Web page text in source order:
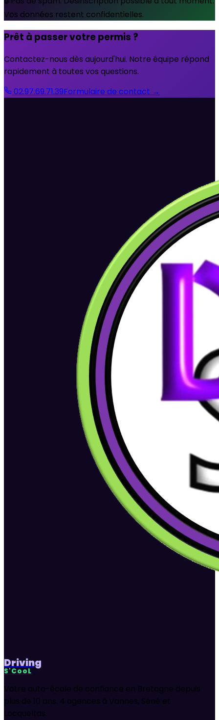
Vos données restent confidentielles.
Prêt à passer votre permis ?
Contactez-nous dès aujourd'hui. Notre équipe répond
rapidement à toutes vos questions.
02.97.69.71.39Formulaire de contact →
Driving
S'CooL
Votre auto-école de confiance en Bretagne depuis
plus de 10 ans. 4 agences à Vannes, Séné et
Locqueltas.